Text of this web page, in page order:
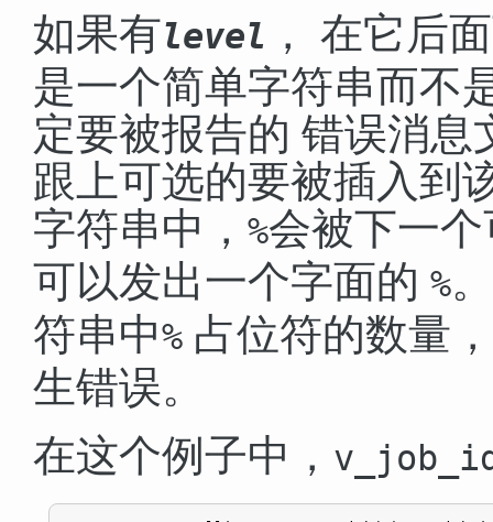
如果有level ， 在它后
是一个简单字符串而不
定要被报告的 错误消
跟上可选的要被插入到
字符串中， %会被下一
可以发出一个字面的 %
符串中% 占位符的数量
生错误。
在这个例子中，